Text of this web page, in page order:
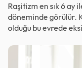
Raşitizm en sık 6 ay
döneminde görülür.
olduğu bu evrede